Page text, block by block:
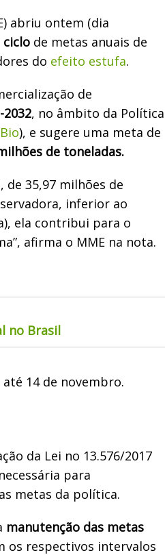
abriu ontem (dia
de metas anuais de
do efeito estufa.
de
, no âmbito da Política
), e sugere uma meta de
de toneladas.
de 35,97 milhões de
inferior ao
ela contribui para o
afirma o MME na nota.
no Brasil
14 de novembro.
da Lei no 13.576/2017
para
metas da política.
manutenção das metas
os respectivos intervalos